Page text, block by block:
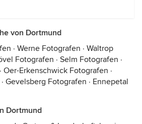
von Dortmund
· Werne Fotografen · Waltrop
Fotografen · Selm Fotografen ·
· Oer-Erkenschwick Fotografen ·
· Gevelsberg Fotografen · Ennepetal
Dortmund